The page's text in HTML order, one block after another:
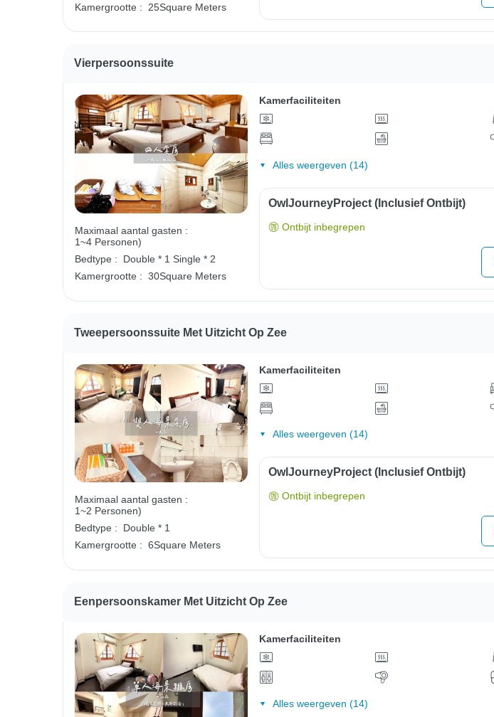
Kamergrootte :
25Square Meters
Vierpersoonssuite
Maximaal aantal gasten :
1~4 Personen)
Bedtype :
Double * 1 Single * 2
Kamergrootte : 30Square Meters
Kamerfaciliteiten
Alles weergeven (14)
OwlJourneyProject (inclusief Ontbijt)
Ontbijt inbegrepen
Tweepersoonssuite Met Uitzicht Op Zee
Maximaal aantal gasten :
1~2 Personen)
Bedtype :
Double * 1
Kamergrootte : 6Square Meters
Kamerfaciliteiten
Alles weergeven (14)
OwlJourneyProject (inclusief Ontbijt)
Ontbijt inbegrepen
Eenpersoonskamer Met Uitzicht Op Zee
Kamerfaciliteiten
Alles weergeven (14)